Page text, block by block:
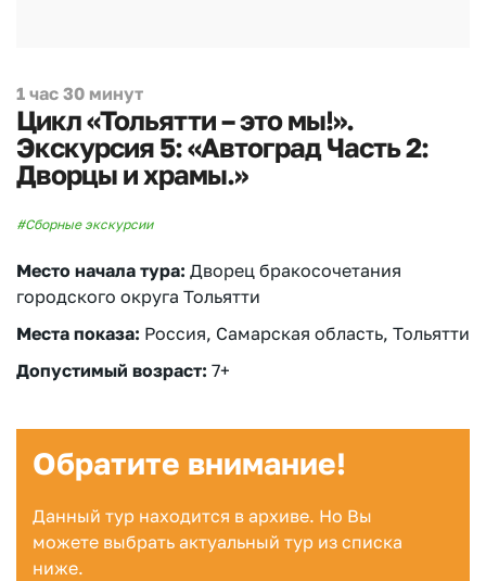
1 час 30 минут
Цикл «Тольятти – это мы!».
Экскурсия 5: «Автоград Часть 2:
Дворцы и храмы.»
#Сборные экскурсии
Место начала тура: Дворец бракосочетания
городского округа Тольятти
Места показа: Россия, Самарская область, Тольятти
Допустимый возраст: 7+
Обратите внимание!
Данный тур находится в архиве. Но Вы
можете выбрать актуальный тур из списка
ниже.